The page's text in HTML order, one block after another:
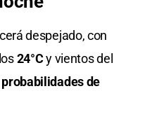
despejado, con
24°Cy vientos del
probabilidades de